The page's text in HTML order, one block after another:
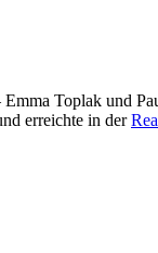
Toplak und
erreichte in der